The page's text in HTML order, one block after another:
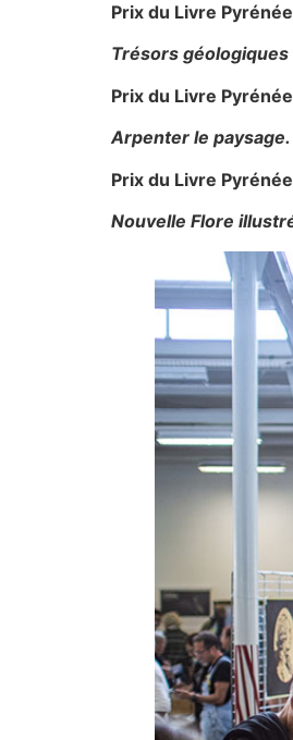
Prix du Livre Pyréné
Trésors géologiques
Prix du Livre Pyréné
Arpenter le
Prix du Livre Pyréné
Nouvelle Flore